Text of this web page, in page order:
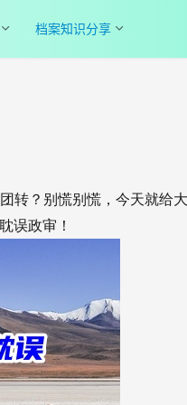
档案知识分享
转？别慌别慌，今天就给
误政审！